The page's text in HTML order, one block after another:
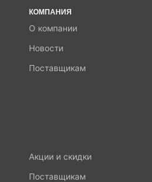
КОМПАНИЯ
О компании
Новости
Поставщикам
Акции и скидки
Поставщикам